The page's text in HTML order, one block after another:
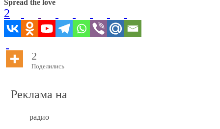
Spread the love
2
2
Поделились
Реклама на
радио